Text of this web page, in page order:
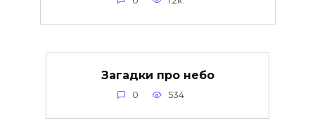
Загадки про небо
0 534